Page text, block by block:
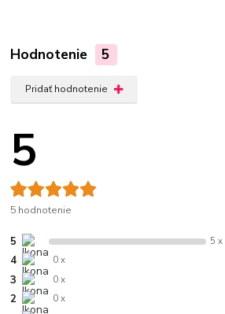
Hodnotenie 5
Pridať hodnotenie
5
5 hodnotenie
5 5 x
4 0 x
3 0 x
2 0 x